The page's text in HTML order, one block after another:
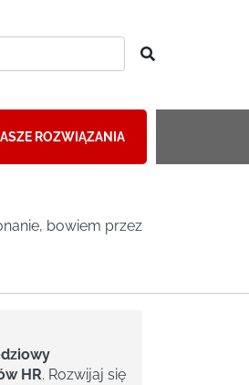
ROZWIĄZANIA
bowiem przez
HR. Rozwijaj się